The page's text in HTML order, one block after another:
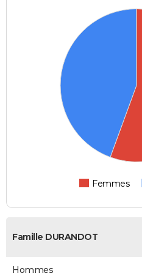
Femmes
Famille DURANDOT
Hommes